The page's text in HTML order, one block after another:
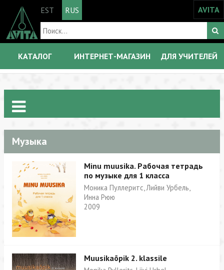
EST RUS AVITA
КАТАЛОГ ИНТЕРНЕТ-МАГАЗИН ДЛЯ УЧИТЕЛЕЙ
Музыка
Minu muusika. Рабочая тетрадь
по музыке для 1 класса
Моника Пуллеритс, Лийви Урбель,
Инна Рюю
2009
Muusikaõpik 2. klassile